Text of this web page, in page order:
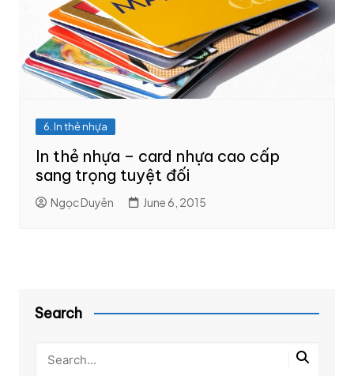
6. In thẻ nhựa
In thẻ nhựa – card nhựa cao cấp
sang trọng tuyệt đối
Ngọc Duyên June 6, 2015
Search